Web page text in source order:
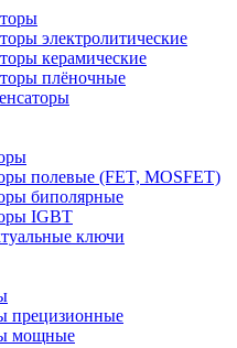
электролитические
керамические
плёночные
полевые (FET, MOSFET)
биполярные
IGBT
ключи
прецизионные
мощные